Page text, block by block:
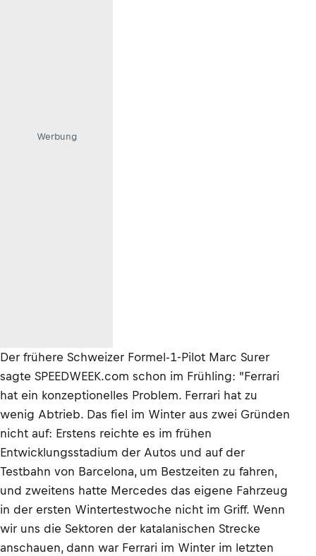
Werbung
Der frühere Schweizer Formel-1-Pilot Marc Surer
sagte SPEEDWEEK.com schon im Frühling: "Ferrari
hat ein konzeptionelles Problem. Ferrari hat zu
wenig Abtrieb. Das fiel im Winter aus zwei Gründen
nicht auf: Erstens reichte es im frühen
Entwicklungsstadium der Autos und auf der
Testbahn von Barcelona, um Bestzeiten zu fahren,
und zweitens hatte Mercedes das eigene Fahrzeug
in der ersten Wintertestwoche nicht im Griff. Wenn
wir uns die Sektoren der katalanischen Strecke
anschauen, dann war Ferrari im Winter im letzten